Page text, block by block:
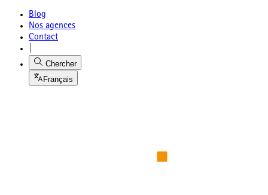
Blog
Nos agences
Contact
Chercher
Français